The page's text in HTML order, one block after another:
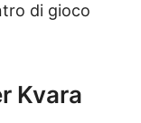
di gioco
Kvara